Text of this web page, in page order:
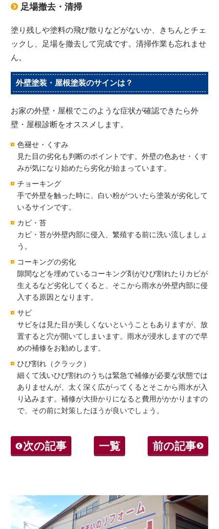
足場撤去・清掃
塗り残しや塗料の飛び散りなどがないか、きちんとチェ
ックし、足場を撤去して完成です。清掃作業も忘れませ
ん。
外壁塗装・屋根塗装のサインは？
お家の外壁・屋根でこのような症状が確認できたら外
壁・屋根診断をオススメします。
色褪せ・くすみ
見た目の劣化も判断のポイントです。外壁の色あせ・くす
みが気になり始めたら劣化が始まっています。
チョーキング
手で外壁を触った時に、白い粉がついたら塗装が劣化して
いるサインです。
カビ・苔
カビ・苔が外壁内部に侵入、繁殖する前に洗い流しましょ
う。
コーキングの劣化
隙間などを埋めているコーキング剤がひび割れたりカビが
生えるなど劣化してくると、そこから雨水が外壁内部に侵
入する原因となります。
サビ
サビをは見た目が美しくないということもありますが、放
置すると穴が開いてしまいます。雨水が浸水しますので早
めの補修をお勧めします。
ひび割れ（クラック）
細くて浅いひび割れのうちは緊急で補修が必要な状態では
ありませんが、太く深く広がってくるとそこから雨水が入
り込みます。補修が大掛かりになると費用がかかりますの
で、その前に対策したほうが良いでしょう。
次の記事 一覧 前の記事